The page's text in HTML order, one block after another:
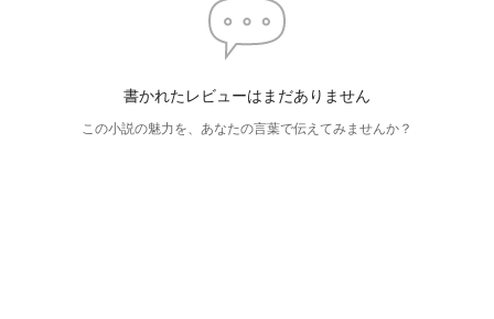
書かれたレビューはまだありません
この小説の魅力を、あなたの言葉で伝えてみませんか？